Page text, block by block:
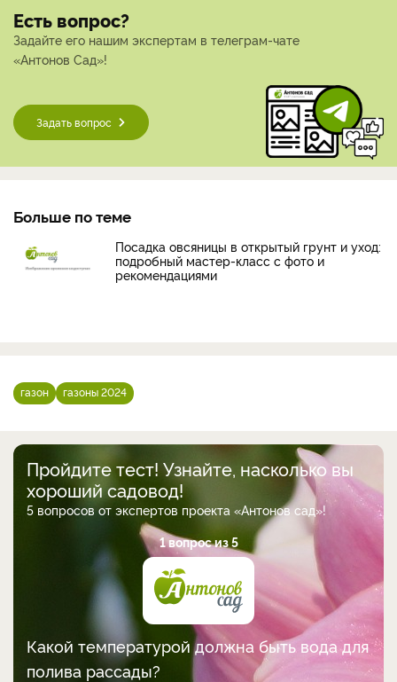
Есть вопрос?
Задайте его нашим экспертам в телеграм-чате
«Антонов Сад»!
Задать вопрос
Больше по теме
Посадка овсяницы в открытый грунт и уход:
подробный мастер-класс с фото и
рекомендациями
газон газоны 2024
Пройдите тест! Узнайте, насколько вы
хороший садовод!
5 вопросов от экспертов проекта «Антонов сад»!
1 вопрос из 5
Какой температурой должна быть вода для
полива рассады?